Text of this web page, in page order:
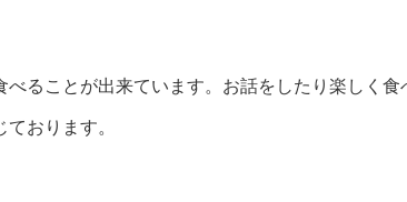
ることが出来ています。お話をしたり楽しく食
おります。